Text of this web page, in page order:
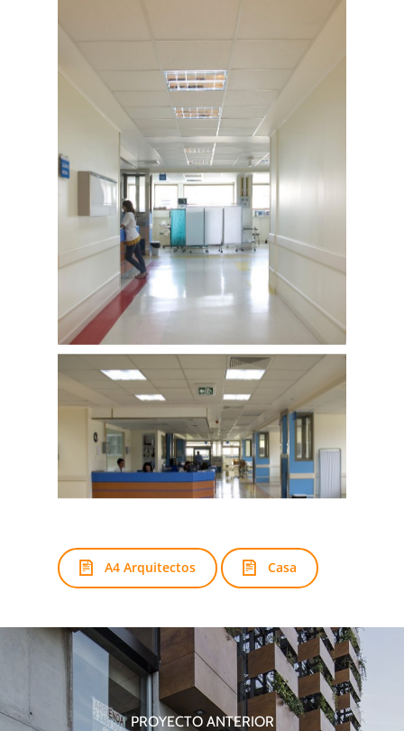
A4 Arquitectos Casa
PROYECTO ANTERIOR